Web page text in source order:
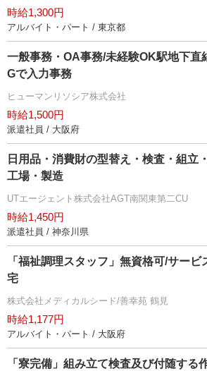
時給1,300円
アルバイト・パート / 東京都
一般事務・OA事務/未経験OK駅地下直
Gで入力事務
ヒューマンリソシア株式会社
時給1,500円
派遣社員 / 大阪府
日用品・消費財の型替え・検査・組立
工場・製造
UTエージェント株式会社AGT南関東第二CU
時給1,450円
派遣社員 / 神奈川県
「福祉調理スタッフ」無資格可/サー
宅
株式会社メディカルシード/善幸苑 鶴見
時給1,177円
アルバイト・パート / 大阪府
「寮完備」組み立て検査及び付随する